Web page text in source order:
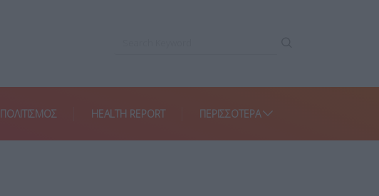
ΠΟΛΙΤΙΣΜΟΣ HEALTH REPORT ΠΕΡΙΣΣΌΤΕΡΑ